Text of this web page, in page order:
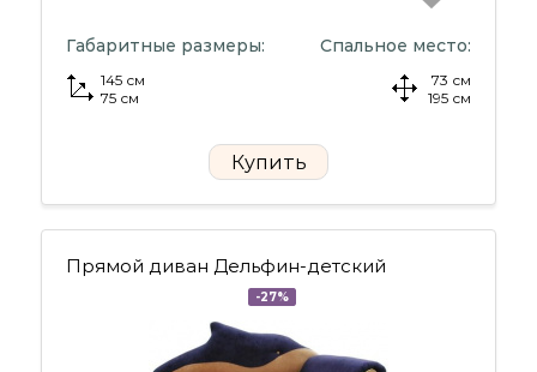
Габаритные размеры:
145 см
75 см
Спальное место:
73 см
195 см
Купить
Прямой диван Дельфин-детский
-27%